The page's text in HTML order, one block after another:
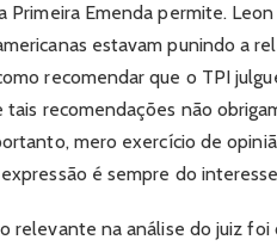
Primeira Emenda permite.
estavam punindo a
recomendar que o TPI
tais recomendações não
mero exercício de
é sempre do
relevante na análise do juiz